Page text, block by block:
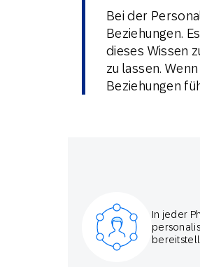
Bei der
Beziehungen.
dieses Wissen
zu lassen.
Beziehungen
In jeder